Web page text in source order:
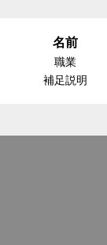
名前
職業
補足説明